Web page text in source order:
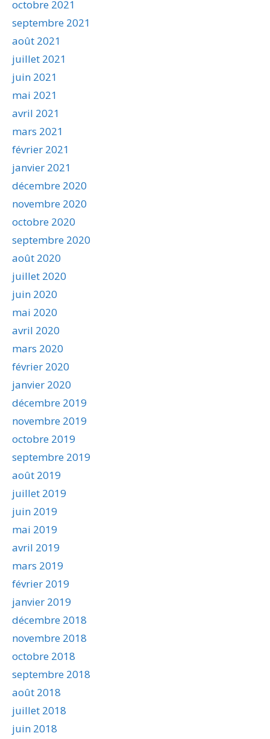
octobre 2021
septembre 2021
août 2021
juillet 2021
juin 2021
mai 2021
avril 2021
mars 2021
février 2021
janvier 2021
décembre 2020
novembre 2020
octobre 2020
septembre 2020
août 2020
juillet 2020
juin 2020
mai 2020
avril 2020
mars 2020
février 2020
janvier 2020
décembre 2019
novembre 2019
octobre 2019
septembre 2019
août 2019
juillet 2019
juin 2019
mai 2019
avril 2019
mars 2019
février 2019
janvier 2019
décembre 2018
novembre 2018
octobre 2018
septembre 2018
août 2018
juillet 2018
juin 2018